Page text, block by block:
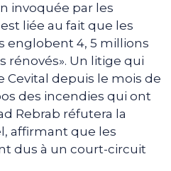
invoquée par les
liée au fait que les
4, 5 millions
rénovés». Un litige qui
Cevital depuis le mois de
des incendies qui ont
Rebrab réfutera la
affirmant que les
dus à un court-circuit